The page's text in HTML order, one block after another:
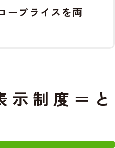
ープライスを両
示制度＝と